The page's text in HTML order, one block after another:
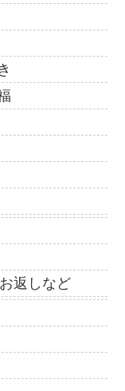
返しなど